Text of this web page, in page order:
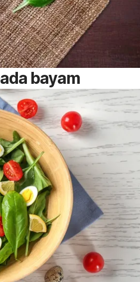
bayam